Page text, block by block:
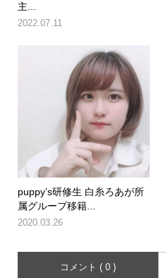
主...
2022.07.11
puppy’s研修生 白糸ろあが所
属グループ移籍...
2020.03.26
コメント ( 0 )